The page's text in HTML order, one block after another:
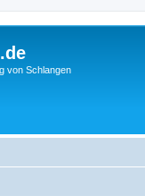
von Schlangen